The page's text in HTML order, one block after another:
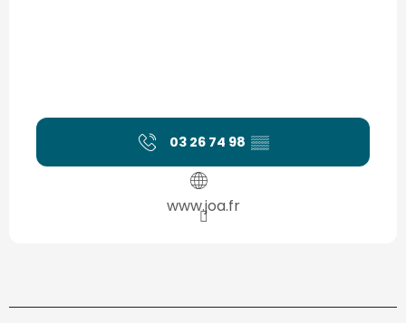
03 26 74 98 ▒▒
www.joa.fr